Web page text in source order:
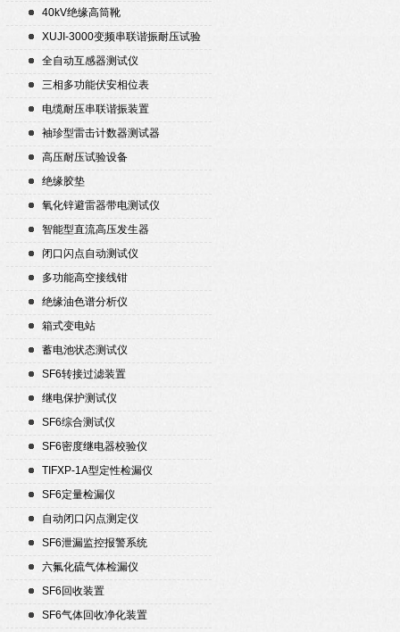
40kV绝缘高筒靴
XUJI-3000变频串联谐振耐压试验
装置
全自动互感器测试仪
三相多功能伏安相位表
电缆耐压串联谐振装置
袖珍型雷击计数器测试器
高压耐压试验设备
绝缘胶垫
氧化锌避雷器带电测试仪
智能型直流高压发生器
闭口闪点自动测试仪
多功能高空接线钳
绝缘油色谱分析仪
箱式变电站
蓄电池状态测试仪
SF6转接过滤装置
继电保护测试仪
SF6综合测试仪
SF6密度继电器校验仪
TIFXP-1A型定性检漏仪
SF6定量检漏仪
自动闭口闪点测定仪
SF6泄漏监控报警系统
六氟化硫气体检漏仪
SF6回收装置
SF6气体回收净化装置